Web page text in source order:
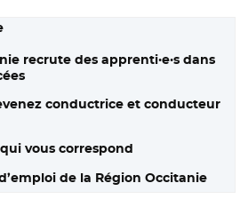
recrute des apprenti·e·s dans
conductrice et conducteur
vous correspond
de la Région Occitanie